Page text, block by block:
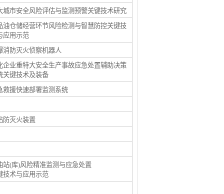
城市安全风险评估与监测预警关键技术研究
油仓储经营环节风险检测与智慧防控关键技
应用示范
消防灭火侦察机器人
企业重特大安全生产事故应急处置辅助决策
关键技术及装备
救援快速部署监测系统
防灭火装置
站(库)风险精准监测与应急处置
技术与应用示范